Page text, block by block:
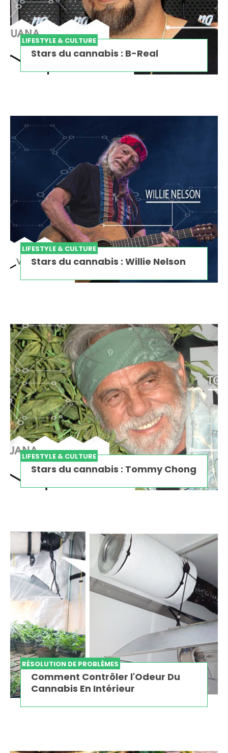
LIFESTYLE & CULTURE
Stars du cannabis : B-Real
LIFESTYLE & CULTURE
Stars du cannabis : Willie Nelson
LIFESTYLE & CULTURE
Stars du cannabis : Tommy Chong
RÉSOLUTION DE PROBLÈMES
Comment Contrôler l'Odeur Du
Cannabis En Intérieur